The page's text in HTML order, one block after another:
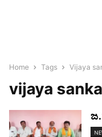
Home Tags Vijaya
vijaya